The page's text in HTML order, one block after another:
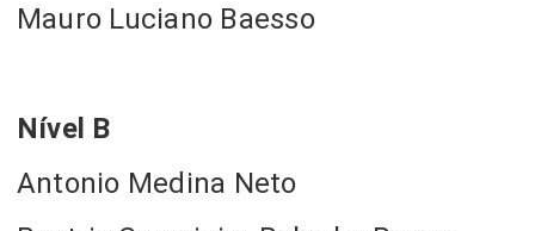
Mauro Luciano Baesso
Nível B
Antonio Medina Neto